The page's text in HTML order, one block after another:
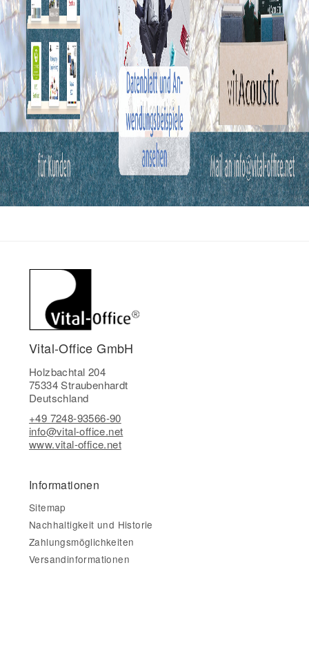
Vital-Office GmbH
Holzbachtal 204
75334 Straubenhardt
Deutschland
+49 7248-93566-90
info@vital-office.net
www.vital-office.net
Informationen
Sitemap
Nachhaltigkeit und Historie
Zahlungsmöglichkeiten
Versandinformationen